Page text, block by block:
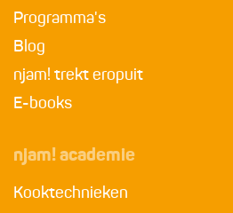
Programma's
Blog
njam! trekt eropuit
E-books
njam! academie
Kooktechnieken